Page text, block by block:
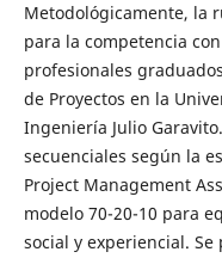
Metodológicamente, la
para la competencia
profesionales
de Proyectos en la
Ingeniería Julio
secuenciales según la
Project Management
modelo 70-20-10 para
social y experiencial.